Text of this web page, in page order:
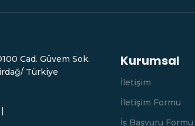
Cad. Güvem Sok.
Türkiye
|
Kurumsal
İletişim
İletişim Formu
İş Başvuru Formu